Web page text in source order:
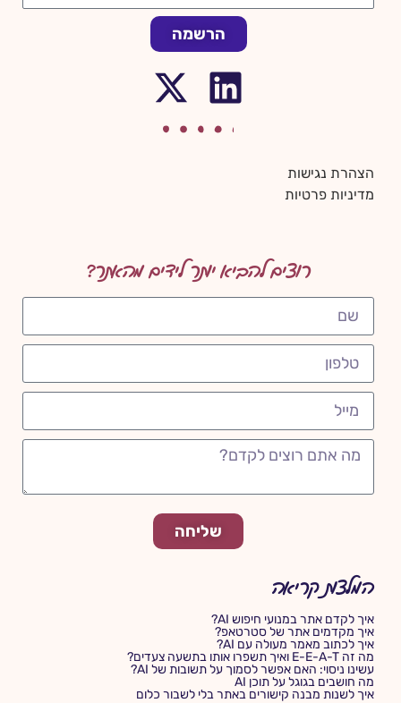
המלצות קריאה
איך לקדם אתר במנועי חיפוש AI?
איך מקדמים אתר של סטרטאפ?
איך לכתוב מאמר מעולה עם AI?
מה זה E-E-A-T ואיך תשפרו אותו בתשעה צעדים?
עשינו ניסוי: האם אפשר לסמוך על תשובות של AI?
מה חושבים בגוגל על תוכן AI
איך לשנות מבנה קישורים באתר בלי לשבור כלום
רוצים להביא יותר לידים מהאתר?
שליחה
הרשמה
הצהרת נגישות
מדיניות פרטיות